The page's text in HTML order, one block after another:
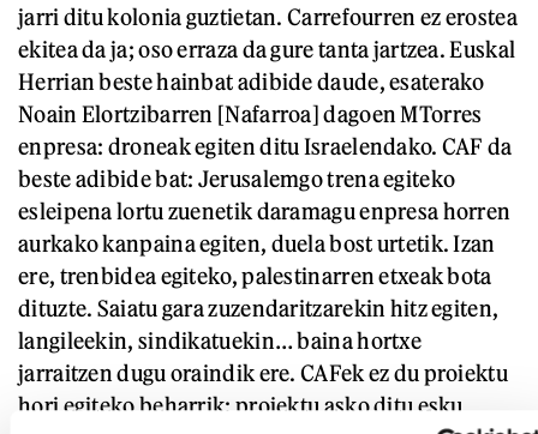
jarri ditu kolonia guztietan. Carrefourren ez erostea
ekitea da ja; oso erraza da gure tanta jartzea. Euskal
Herrian beste hainbat adibide daude, esaterako
Noain Elortzibarren [Nafarroa] dagoen MTorres
enpresa: droneak egiten ditu Israelendako. CAF da
beste adibide bat: Jerusalemgo trena egiteko
esleipena lortu zuenetik daramagu enpresa horren
aurkako kanpaina egiten, duela bost urtetik. Izan
ere, trenbidea egiteko, palestinarren etxeak bota
dituzte. Saiatu gara zuzendaritzarekin hitz egiten,
langileekin, sindikatuekin… baina hortxe
jarraitzen dugu oraindik ere. CAFek ez du proiektu
hori egiteko beharrik; proiektu asko ditu esku